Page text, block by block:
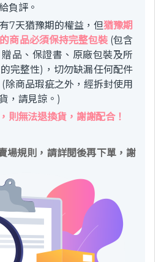
負評。
7天猶豫期的權益，但猶豫期
商品必須保持完整包裝(包含
品、保證書、原廠包裝及所
完整性)，切勿缺漏任何配件
除商品瑕疵之外，經拆封使用
，請見諒。)
則無法退換貨，謝謝配合！
場規則，請詳閱後再下單，謝